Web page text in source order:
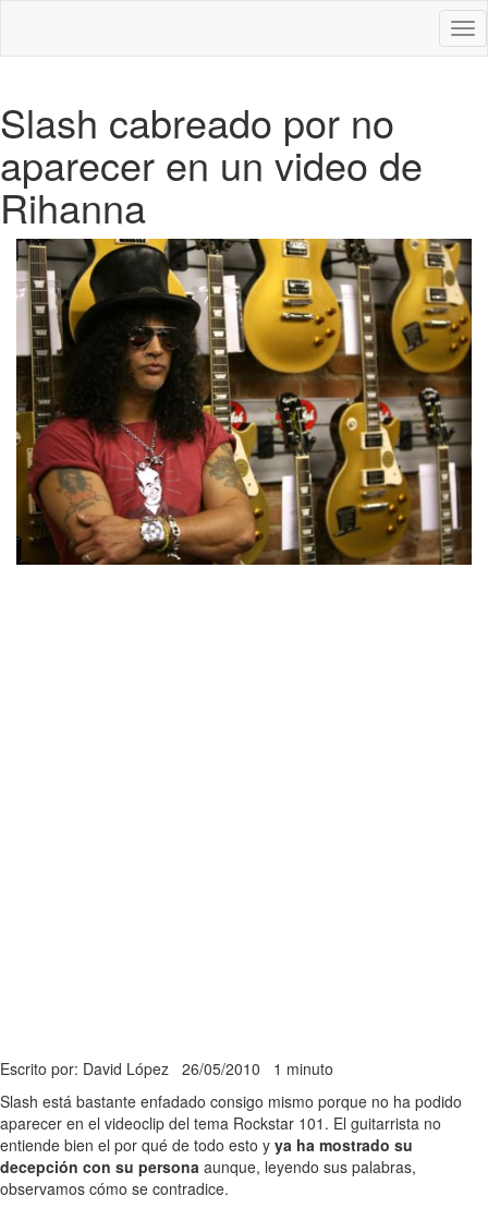
Slash cabreado por no
aparecer en un video de
Rihanna
Escrito por: David López 26/05/2010 1 minuto
Slash está bastante enfadado consigo mismo porque no ha podido
aparecer en el videoclip del tema Rockstar 101. El guitarrista no
entiende bien el por qué de todo esto y ya ha mostrado su
decepción con su persona aunque, leyendo sus palabras,
observamos cómo se contradice.